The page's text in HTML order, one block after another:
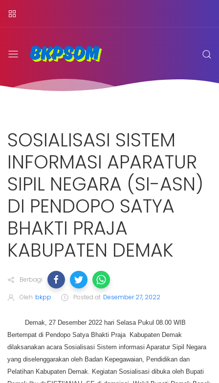
SOSIALISASI SISTEM
INFORMASI APARATUR
SIPIL NEGARA (SI-ASN)
DI PENDOPO SATYA
BHAKTI PRAJA
KABUPATEN DEMAK
Berbagi
Oleh bkpp Posted at Desember 27, 2022
Demak, 27 Desember 2022 hari Selasa Pukul 08.00 WIB
Bertempat di Pendopo Satya Bhakti Praja Kabupaten Demak
dilaksanakan acara Sosialisasi Sistem informasi Aparatur Sipil Negara
yang diselenggarakan oleh Badan Kepegawaian, Pendidikan dan
Pelatihan Kabupaten Demak. Kegiatan Sosialisasi dibuka oleh Bupati